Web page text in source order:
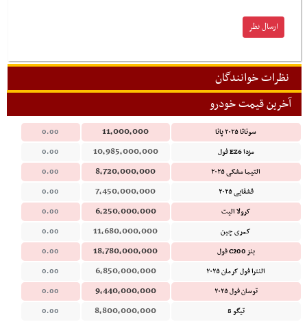
نظرات خوانندگان
آخرین قیمت خودرو
سوناتا ۲۰۲۵ پانا 11,000,000
0.00
مزدا EZ6 فول
10,985,000,000
0.00
التیما مشکی ۲۰۲۵
8,720,000,000
0.00
قشقایی ۲۰۲۵
7,450,000,000
0.00
کرولا الیت
6,250,000,000
0.00
کمری چین
11,680,000,000
0.00
بنز C200 فول
18,780,000,000
0.00
النترا فول کرمان ۲۰۲۵
6,850,000,000
0.00
توسان فول ۲۰۲۵
9,440,000,000
0.00
تیگو 8
8,800,000,000
0.00